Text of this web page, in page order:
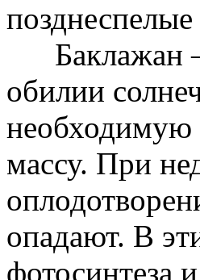
Баклажан —
обилии
необходимую
массу. При
опадают. В
фотосинтеза